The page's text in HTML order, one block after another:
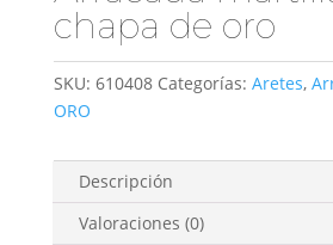
chapa de oro
SKU: 610408 Categorías: Aretes,
ORO
Descripción
Valoraciones (0)